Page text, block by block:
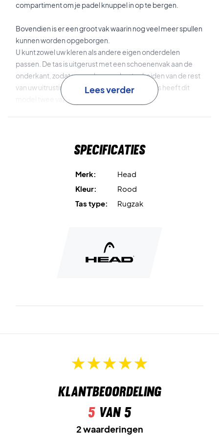
compartiment om je padel knuppel in op te bergen.
Bovendien is er een groot vak waarin nog veel meer spullen
kunnen worden opgeborgen.
U kunt zowel uw kleren als andere eigen onderdelen
passen. De tas is uitgerust met een schoenenvak aan de
onderkant, zodat u uw schoenen kunt scheiden van de rest
van uw uitrusting. Aan de buitenkant van de tas heeft dit
model twee vakken voor waterflessen.
comfortabel van en naar de padeltraining gedragen wordt.
Afmetingen: 33 x 51 x 28
Lees verder
Specificaties
Merk:
Head
Kleur:
Rood
Tas type:
Rugzak
Klantbeoordeling
5van 5
2 waarderingen